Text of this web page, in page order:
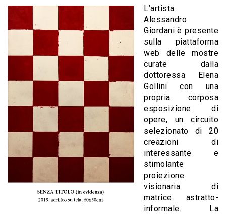
L’artista
Alessandro
Giordani è presente
sulla piattaforma
web delle mostre
curate dalla
dottoressa Elena
Gollini con una
propria corposa
esposizione di
opere, un circuito
selezionato di 20
creazioni di
interessante e
stimolante
proiezione
visionaria di
matrice astratto-
informale. La